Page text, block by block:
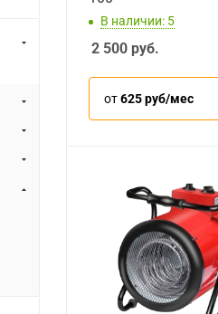
В наличии: 5
2 500 руб.
от625 руб/мес